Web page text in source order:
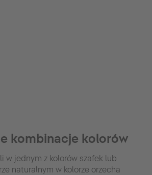
kombinacje kolorów
w jednym z kolorów szafek lub
naturalnym w kolorze orzecha